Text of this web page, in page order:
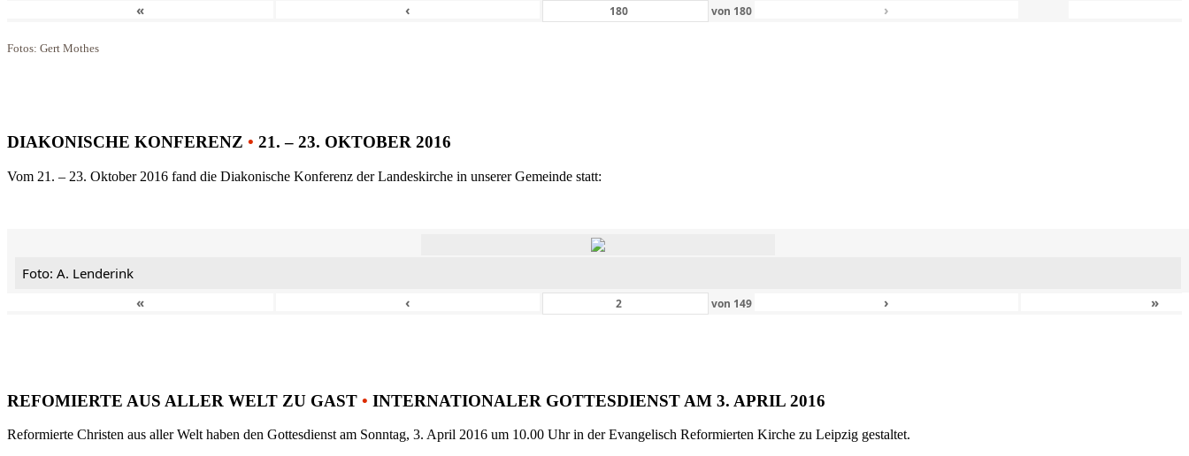
« ‹ von 180 ›
Fotos: Gert Mothes
DIAKONISCHE KONFERENZ • 21. – 23. OKTOBER 2016
Vom 21. – 23. Oktober 2016 fand die Diakonische Konferenz der Landeskirche in unserer Gemeinde statt:
Foto: A. Lenderink
«
‹ von 149 › »
REFOMIERTE AUS ALLER WELT ZU GAST • INTERNATIONALER GOTTESDIENST AM 3. APRIL 2016
Reformierte Christen aus aller Welt haben den Gottesdienst am Sonntag, 3. April 2016 um 10.00 Uhr in der Evangelisch Reformierten Kirche zu Leipzig gestaltet.